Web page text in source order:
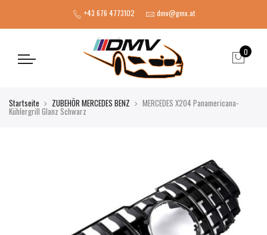
+43 676 4773102 dmv@gmx.at
0
Startseite ZUBEHÖR MERCEDES BENZ MERCEDES X204 Panamericana-
Kühlergrill Glanz Schwarz